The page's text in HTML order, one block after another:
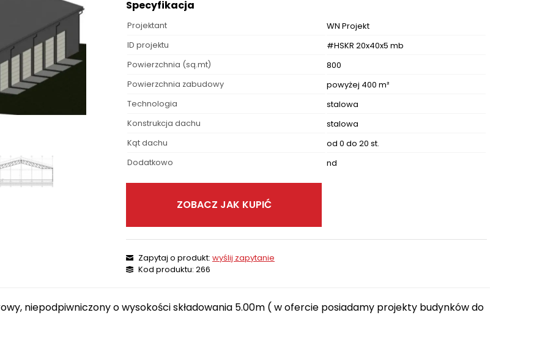
Specyfikacja
Projektant WN Projekt
ID projektu #HSKR 20x40x5 mb
Powierzchnia (sq.mt) 800
Powierzchnia zabudowy powyżej 400 m²
Technologia stalowa
Konstrukcja dachu stalowa
Kąt dachu od 0 do 20 st.
Dodatkowo nd
ZOBACZ JAK KUPIĆ
Zapytaj o produkt: wyślij zapytanie
Kod produktu: 266
niepodpiwniczony o wysokości składowania 5.00m ( w ofercie posiadamy projekty budynków do